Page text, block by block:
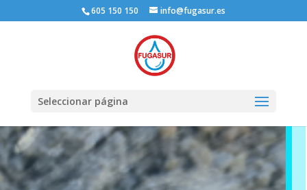
605 150 150 info@fugasur.es
Seleccionar página